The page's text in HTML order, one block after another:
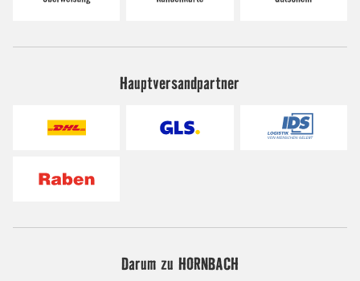
Hauptversandpartner
Darum zu HORNBACH